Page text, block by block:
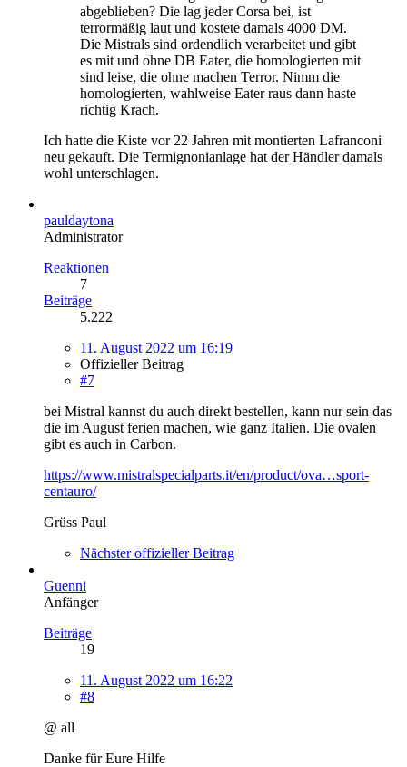
abgeblieben? Die lag jeder Corsa bei, ist
terrormäßig laut und kostete damals 4000 DM.
Die Mistrals sind ordendlich verarbeitet und gibt
es mit und ohne DB Eater, die homologierten mit
sind leise, die ohne machen Terror. Nimm die
homologierten, wahlweise Eater raus dann haste
richtig Krach.
Ich hatte die Kiste vor 22 Jahren mit montierten Lafranconi
neu gekauft. Die Termignonianlage hat der Händler damals
wohl unterschlagen.
pauldaytona
Administrator
Reaktionen
7
Beiträge
5.222
11. August 2022 um 16:19
Offizieller Beitrag
#7
bei Mistral kannst du auch direkt bestellen, kann nur sein das
die im August ferien machen, wie ganz Italien. Die ovalen
gibt es auch in Carbon.
https://www.mistralspecialparts.it/en/product/ova…sport-
centauro/
Grüss Paul
Nächster offizieller Beitrag
Guenni
Anfänger
Beiträge
19
11. August 2022 um 16:22
#8
@ all
Danke für Eure Hilfe